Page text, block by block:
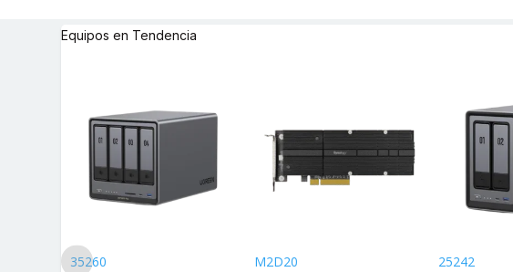
Equipos en Tendencia
35260
M2D20
25242